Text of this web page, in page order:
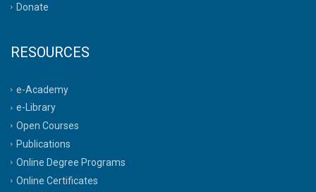
Donate
RESOURCES
e-Academy
e-Library
Open Courses
Publications
Online Degree Programs
Online Certificates